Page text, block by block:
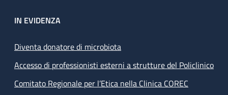
IN EVIDENZA
Diventa donatore di microbiota
Accesso di professionisti esterni a strutture del Policlinico
Comitato Regionale per l’Etica nella Clinica COREC